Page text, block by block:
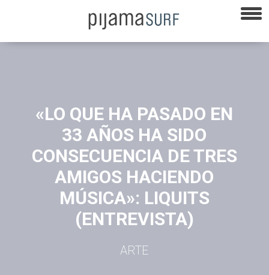
«LO QUE HA PASADO EN
33 AÑOS HA SIDO
CONSECUENCIA DE TRES
AMIGOS HACIENDO
MÚSICA»: LIQUITS
(ENTREVISTA)
ARTE